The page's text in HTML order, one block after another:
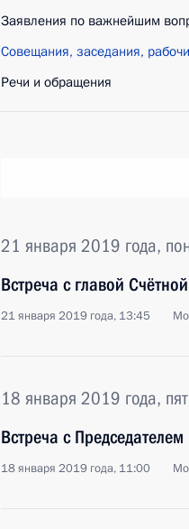
Заявления по важнейшим
Совещания, заседания,
Речи и обращения
21 января 2019 года,
Встреча с главой
21 января 2019 года, 13:45
18 января 2019 года,
Встреча с
18 января 2019 года, 11:00